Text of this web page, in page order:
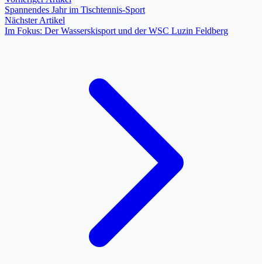
Spannendes Jahr im Tischtennis-Sport
Nächster Artikel
Im Fokus: Der Wasserskisport und der WSC Luzin Feldberg